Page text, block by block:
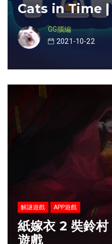
Cats in Time |
GG腦編
2021-10-22
解謎遊戲 APP遊戲
紙嫁衣 2 奘鈴
遊戲